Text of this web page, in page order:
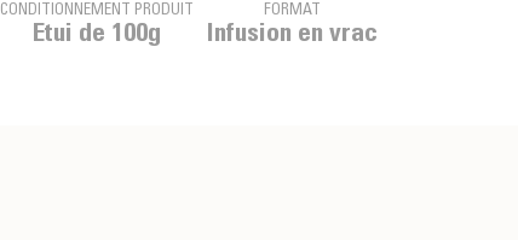
CONDITIONNEMENT PRODUIT
Etui de 100g
FORMAT
Infusion en vrac